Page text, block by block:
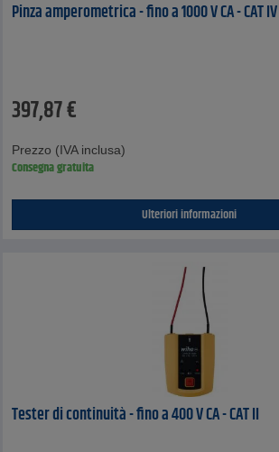
Pinza amperometrica - fino a 1000 V CA - CAT IV
397,87€
Prezzo (IVA inclusa)
Consegna gratuita
Ulteriori informazioni
Tester di continuità - fino a 400 V CA - CAT II